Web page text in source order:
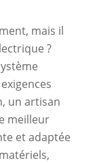
mais il
?
un artisan
meilleur
et adaptée